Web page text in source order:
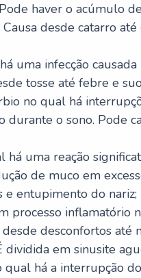
haver o acúmulo
desde catarro
uma infecção
tosse até febre e
no qual há
o sono. Pode
há uma reação
de muco em
e entupimento do nariz;
processo inflamatório
desconfortos até
dividida em sinusite
há a interrupção